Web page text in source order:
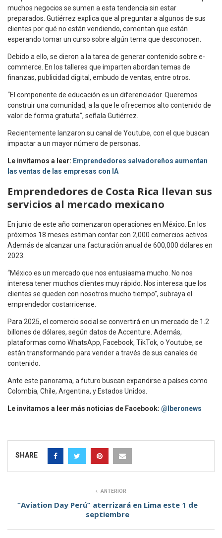
muchos negocios se sumen a esta tendencia sin estar
preparados. Gutiérrez explica que al preguntar a algunos de sus
clientes por qué no están vendiendo, comentan que están
esperando tomar un curso sobre algún tema que desconocen.
Debido a ello, se dieron a la tarea de generar contenido sobre e-
commerce. En los talleres que imparten abordan temas de
finanzas, publicidad digital, embudo de ventas, entre otros.
“El componente de educación es un diferenciador. Queremos
construir una comunidad, a la que le ofrecemos alto contenido de
valor de forma gratuita”, señala Gutiérrez.
Recientemente lanzaron su canal de Youtube, con el que buscan
impactar a un mayor número de personas.
Le invitamos a leer: Emprendedores salvadoreños aumentan
las ventas de las empresas con IA
Emprendedores de Costa Rica llevan sus
servicios al mercado mexicano
En junio de este año comenzaron operaciones en México. En los
próximos 18 meses estiman contar con 2,000 comercios activos.
Además de alcanzar una facturación anual de 600,000 dólares en
2023.
“México es un mercado que nos entusiasma mucho. No nos
interesa tener muchos clientes muy rápido. Nos interesa que los
clientes se queden con nosotros mucho tiempo”, subraya el
emprendedor costarricense.
Para 2025, el comercio social se convertirá en un mercado de 1.2
billones de dólares, según datos de Accenture. Además,
plataformas como WhatsApp, Facebook, TikTok, o Youtube, se
están transformando para vender a través de sus canales de
contenido.
Ante este panorama, a futuro buscan expandirse a países como
Colombia, Chile, Argentina, y Estados Unidos.
Le invitamos a leer más noticias de Facebook: @Iberonews
SHARE
ANTERIOR
“Aviation Day Perú” aterrizará en Lima este 1 de
septiembre